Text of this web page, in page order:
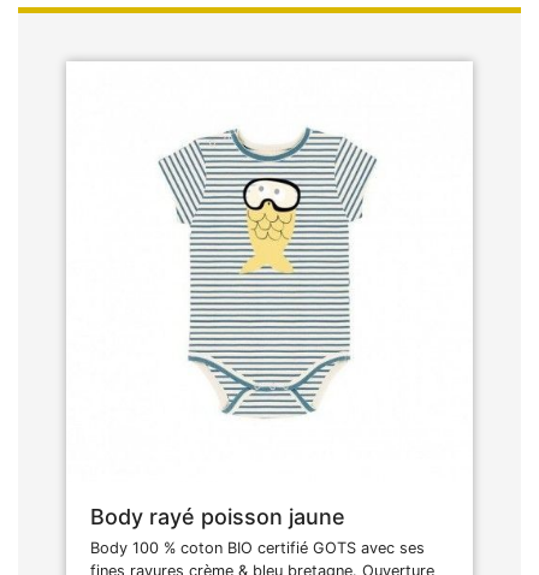
Body rayé poisson jaune
Body 100 % coton BIO certifié GOTS avec ses
fines rayures crème & bleu bretagne. Ouverture